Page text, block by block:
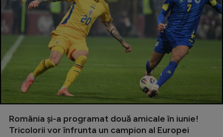
România și-a programat două amicale în iunie!
Tricolorii vor înfrunta un campion al Europei